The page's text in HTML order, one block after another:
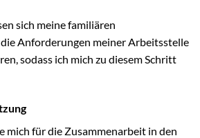
sich meine familiären
Anforderungen meiner Arbeitsstelle
sodass ich mich zu diesem Schritt
mich für die Zusammenarbeit in den